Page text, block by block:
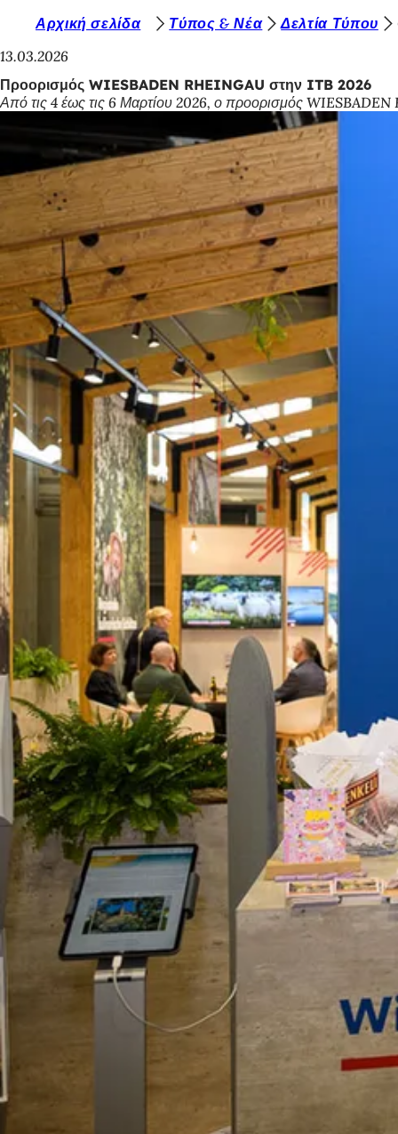
Μετάβαση στο περιεχόμενο
ρ
ί
σ
σ
ε
ε
δ
ώ
:
Αρχική σελίδα Τύπος & Νέα Δελτία Τύπου
13.03.2026
Προορισμός WIESBADEN RHEINGAU στην ITB 2026
Από τις 4 έως τις 6 Μαρτίου 2026, ο προορισμός